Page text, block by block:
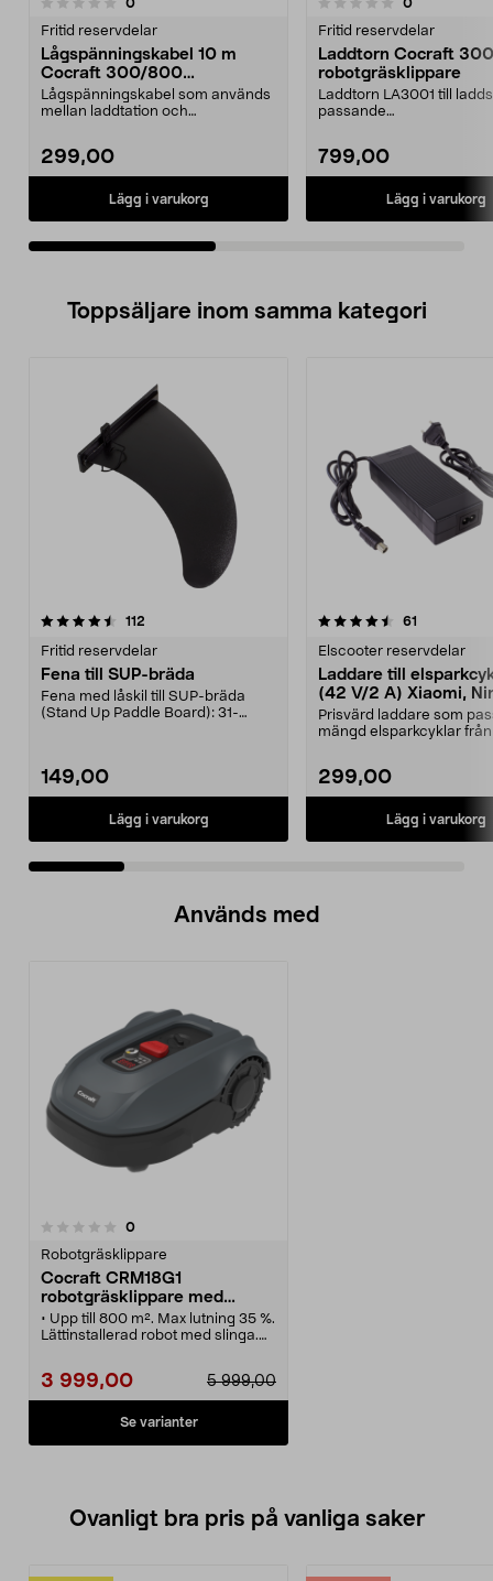
0
Fritid reservdelar
Lågspänningskabel 10 m
Cocraft 300/800
robotgräsklippare
Lågspänningskabel som används
mellan laddtation och
299,00
Lägg i varukorg
0.0 av 5 stjärnor 0
Fritid reservdelar
Laddtorn Cocraft
robotgräsklippare
Laddtorn LA3001 till
passande
799,00
Lägg i varukorg
Toppsäljare inom samma kategori
112
Fritid reservdelar
Fena till SUP-bräda
Fena med låskil till SUP-bräda
(Stand Up Paddle Board): 31-
149,00
Lägg i varukorg
4.5 av 5 stjärnor 61
Elscooter reservdelar
Laddare till
(42 V/2 A) Xiaomi,
E-Way m.fl.
Prisvärd laddare som
mängd elsparkcyklar från
299,00
Lägg i varukorg
4.5 av 5 stjärnor
Används med
0recensioner
Robotgräsklippare
Cocraft CRM18G1
robotgräsklippare med
slinga, 800 m2
• Upp till 800 m². Max lutning 35 %.
Lättinstallerad robot med slinga.
klippningen med ett knapptryck.
• 3-blads klippsystem – finfördelar
gräset och ger jämnt resultat
5 999,00
3 999,00
Se varianter
Ovanligt bra pris på vanliga saker